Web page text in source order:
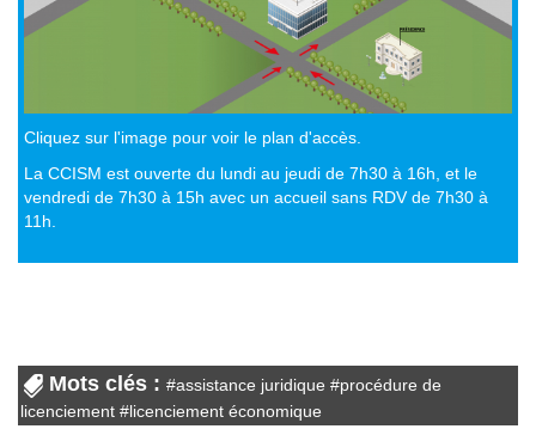
Cliquez sur l'image pour voir le plan d'accès.
La CCISM est ouverte du lundi au jeudi de 7h30 à 16h, et le
vendredi de 7h30 à 15h avec un accueil sans RDV de 7h30 à
11h.
Mots clés : #assistance juridique #procédure de
licenciement #licenciement économique